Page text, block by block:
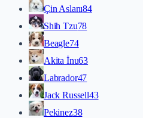
Çin Aslanı84
Shih Tzu78
Beagle74
Akita İnu63
Labrador47
Jack Russell43
Pekinez38